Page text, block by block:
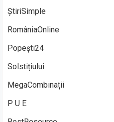
ȘtiriSimple
RomâniaOnline
Popești24
Solstițiului
MegaCombinații
P U E